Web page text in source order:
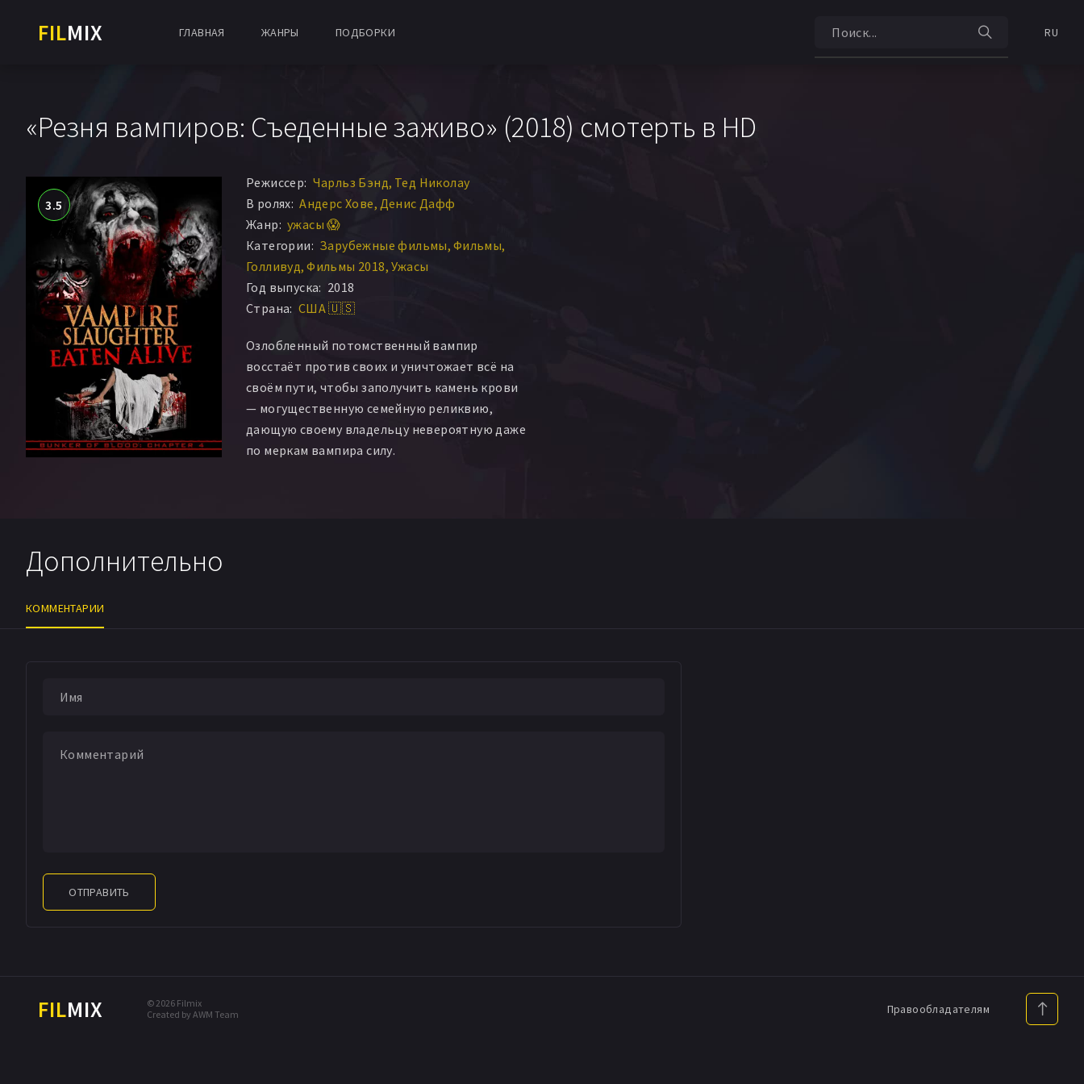
FILMIX ГЛАВНАЯ ЖАНРЫ ПОДБОРКИ RU
«Резня вампиров: Съеденные заживо» (2018) смотерть в HD
3.5
Режиссер: Чарльз Бэнд Тед Николау
В ролях: Андерс Хове Денис Дафф
Жанр: ужасы 😱
Категории: Зарубежные фильмы Фильмы
Голливуд Фильмы 2018 Ужасы
Год выпуска: 2018
Страна: США 🇺🇸
Озлобленный потомственный вампир
восстаёт против своих и уничтожает всё на
своём пути, чтобы заполучить камень крови
— могущественную семейную реликвию,
дающую своему владельцу невероятную даже
по меркам вампира силу.
Дополнительно
КОММЕНТАРИИ
ОТПРАВИТЬ
FILMIX
© 2026 Filmix
Created by AWM Team
Правообладателям